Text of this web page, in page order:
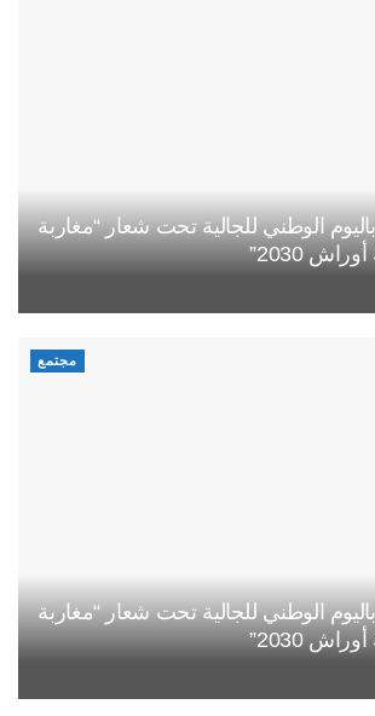
الوطني للجالية تحت شعار “مغاربة
2030”
مجتمع
الوطني للجالية تحت شعار “مغاربة
2030”